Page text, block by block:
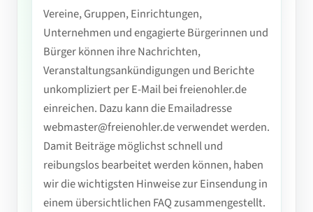
Vereine, Gruppen, Einrichtungen,
Unternehmen und engagierte Bürgerinnen und
Bürger können ihre Nachrichten,
Veranstaltungsankündigungen und Berichte
unkompliziert per E-Mail bei freienohler.de
einreichen. Dazu kann die Emailadresse
webmaster@freienohler.de verwendet werden.
Damit Beiträge möglichst schnell und
reibungslos bearbeitet werden können, haben
wir die wichtigsten Hinweise zur Einsendung in
einem übersichtlichen FAQ zusammengestellt.